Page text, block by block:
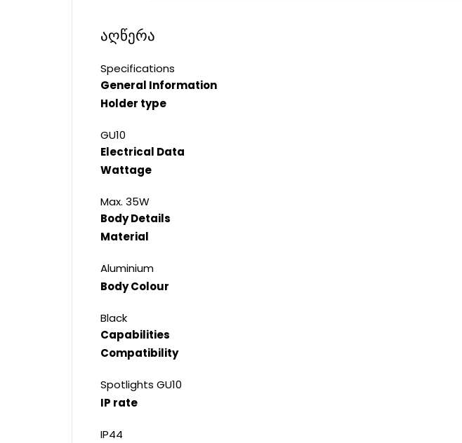
აღწერა
Specifications
General Information
Holder type
GU10
Electrical Data
Wattage
Max. 35W
Body Details
Material
Aluminium
Body Colour
Black
Capabilities
Compatibility
Spotlights GU10
IP rate
IP44